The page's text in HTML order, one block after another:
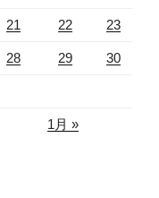
21 22 23
28 29 30
1月 »